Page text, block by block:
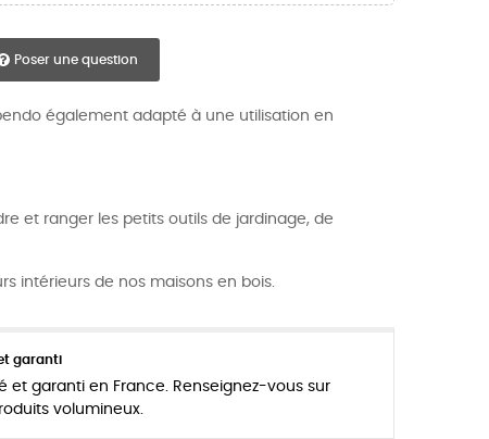
Poser une question
également adapté à une utilisation en
et ranger les petits outils de jardinage, de
intérieurs de nos maisons en bois.
garanti
et garanti en France. Renseignez-vous sur
volumineux.